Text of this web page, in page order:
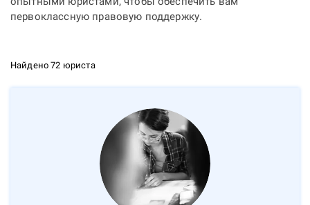
первоклассную правовую поддержку.
Найдено 72 юриста